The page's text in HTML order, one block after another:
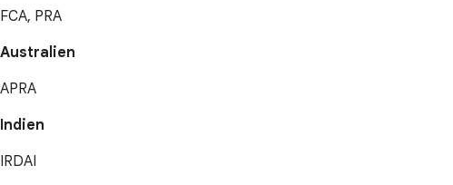
FCA, PRA
Australien
APRA
Indien
IRDAI